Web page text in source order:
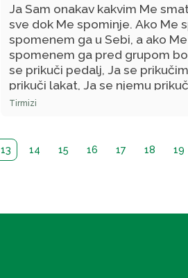
Ja Sam onakav kakvim Me
sve dok Me spominje. Ako Me
spomenem ga u Sebi, a ako
spomenem ga pred grupom
se prikuči pedalj, Ja se
prikuči lakat, Ja se njemu
ide pješice, Ja njemu idem
Tirmizi
13 14 15 16 17 18 19